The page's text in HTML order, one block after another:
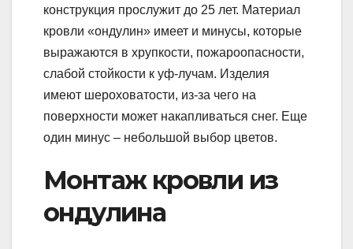
конструкция прослужит до 25 лет. Материал
кровли «ондулин» имеет и минусы, которые
выражаются в хрупкости, пожароопасности,
слабой стойкости к уф-лучам. Изделия
имеют шероховатости, из-за чего на
поверхности может накапливаться снег. Еще
один минус – небольшой выбор цветов.
Монтаж кровли из
ондулина